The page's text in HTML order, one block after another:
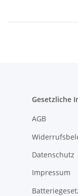
Gesetzliche
AGB
Datenschutz
Impressum